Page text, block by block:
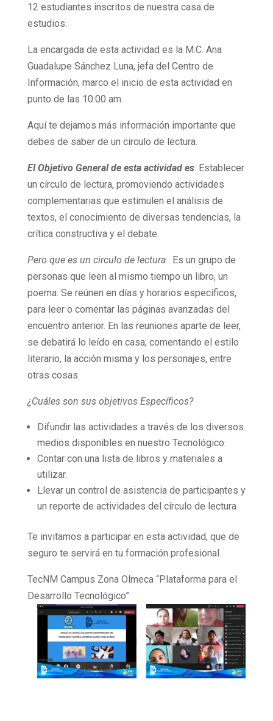
12 estudiantes inscritos de nuestra casa de
estudios.
La encargada de esta actividad es la M.C. Ana
Guadalupe Sánchez Luna, jefa del Centro de
Información, marco el inicio de esta actividad en
punto de las 10:00 am.
Aquí te dejamos más información importante que
debes de saber de un circulo de lectura.
El Objetivo General de esta actividad es: Establecer
un círculo de lectura, promoviendo actividades
complementarias que estimulen el análisis de
textos, el conocimiento de diversas tendencias, la
crítica constructiva y el debate.
Pero que es un circulo de lectura: Es un grupo de
personas que leen al mismo tiempo un libro, un
poema. Se reúnen en días y horarios específicos,
para leer o comentar las páginas avanzadas del
encuentro anterior. En las reuniones aparte de leer,
se debatirá lo leído en casa; comentando el estilo
literario, la acción misma y los personajes, entre
otras cosas.
¿Cuáles son sus objetivos Específicos?
Difundir las actividades a través de los diversos
medios disponibles en nuestro Tecnológico.
Contar con una lista de libros y materiales a
utilizar.
Llevar un control de asistencia de participantes y
un reporte de actividades del círculo de lectura
Te invitamos a participar en esta actividad, que de
seguro te servirá en tu formación profesional.
TecNM Campus Zona Olmeca “Plataforma para el
Desarrollo Tecnológico”